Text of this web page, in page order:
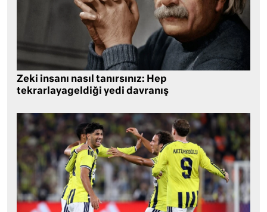
Zeki insanı nasıl tanırsınız: Hep
tekrarlayageldiği yedi davranış